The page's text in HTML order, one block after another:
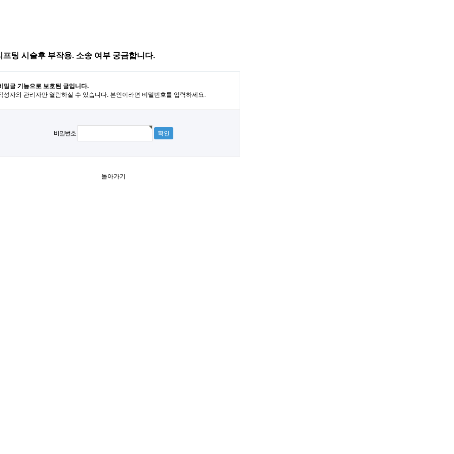
프팅 시술후 부작용. 소송 여부 궁금합니다.
밀글 기능으로 보호된 글입니다.
성자와 관리자만 열람하실 수 있습니다. 본인이라면 비밀번호를 입력하세요.
비밀번호
돌아가기